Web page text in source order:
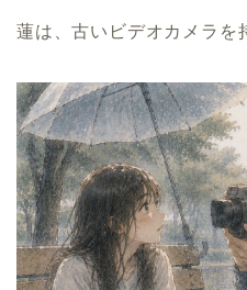
蓮は、古いビデオカメラを